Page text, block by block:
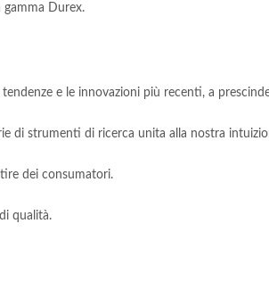
Durex.
e le innovazioni più recenti, a
di strumenti di ricerca unita alla nostra
dei consumatori.
qualità.